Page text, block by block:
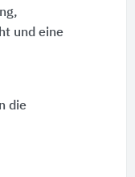
und eine
die